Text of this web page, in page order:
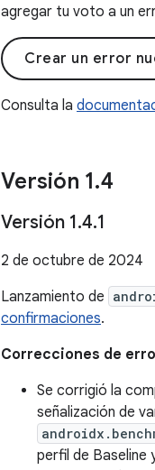
agregar tu voto a un
Crear un error
Consulta la
Versión 1.4
Versión 1.4.1
2 de octubre de 2024
Lanzamiento de
confirmaciones.
Correcciones de
Se corrigió la
señalización de
perfil de Baseline